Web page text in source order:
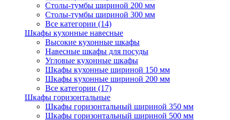
Столы-тумбы шириной 200 мм
Столы-тумбы шириной 300 мм
Все категории (14)
Шкафы кухонные навесные
Высокие кухонные шкафы
Навесные шкафы для посуды
Угловые кухонные шкафы
Шкафы кухонные шириной 150 мм
Шкафы кухонные шириной 200 мм
Все категории (17)
Шкафы горизонтальные
Шкафы горизонтальный шириной 350 мм
Шкафы горизонтальный шириной 500 мм